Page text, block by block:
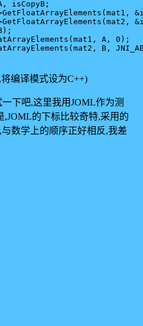
编译模式设为C++)
下吧,这里我用JOML作为测
的下标比较奇特,采用的
数学上的顺序正好相反,我差